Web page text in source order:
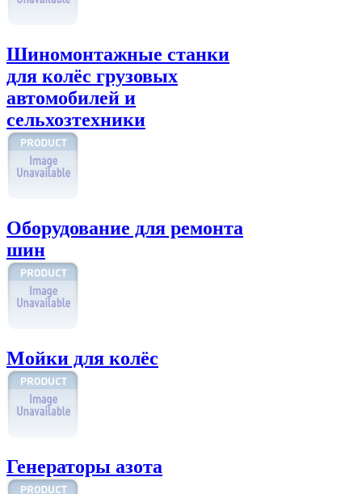
Шиномонтажные станки
для колёс грузовых
автомобилей и
сельхозтехники
Оборудование для ремонта
шин
Мойки для колёс
Генераторы азота